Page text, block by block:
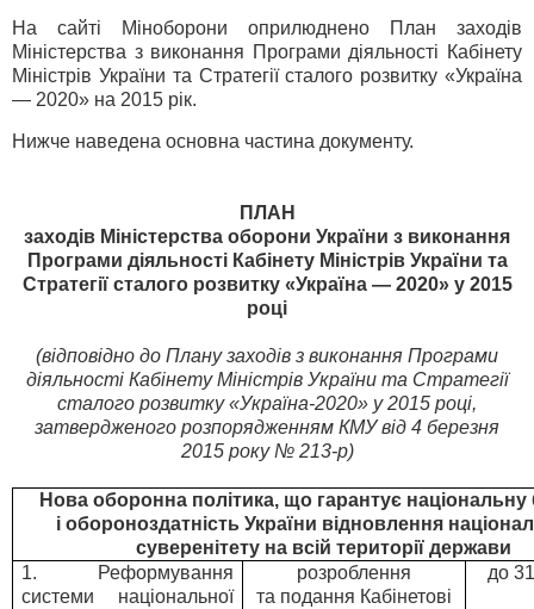
На сайті Міноборони оприлюднено План заходів
Міністерства з виконання Програми діяльності Кабінету
Міністрів України та Стратегії сталого розвитку «Україна
— 2020» на 2015 рік.
Нижче наведена основна частина документу.
ПЛАН
заходів Міністерства оборони України з виконання
Програми діяльності Кабінету Міністрів України та
Стратегії сталого розвитку «Україна — 2020» у 2015
році
(відповідно до Плану заходів з виконання Програми
діяльності Кабінету Міністрів України та Стратегії
сталого розвитку «Україна-2020» у 2015 році,
затвердженого розпорядженням КМУ від 4 березня
2015 року № 213-р)
Нова оборонна політика, що гарантує національну
і обороноздатність України відновлення
суверенітету на всій території держави
1. Реформування
системи національної
розроблення
та подання Кабінетові
до